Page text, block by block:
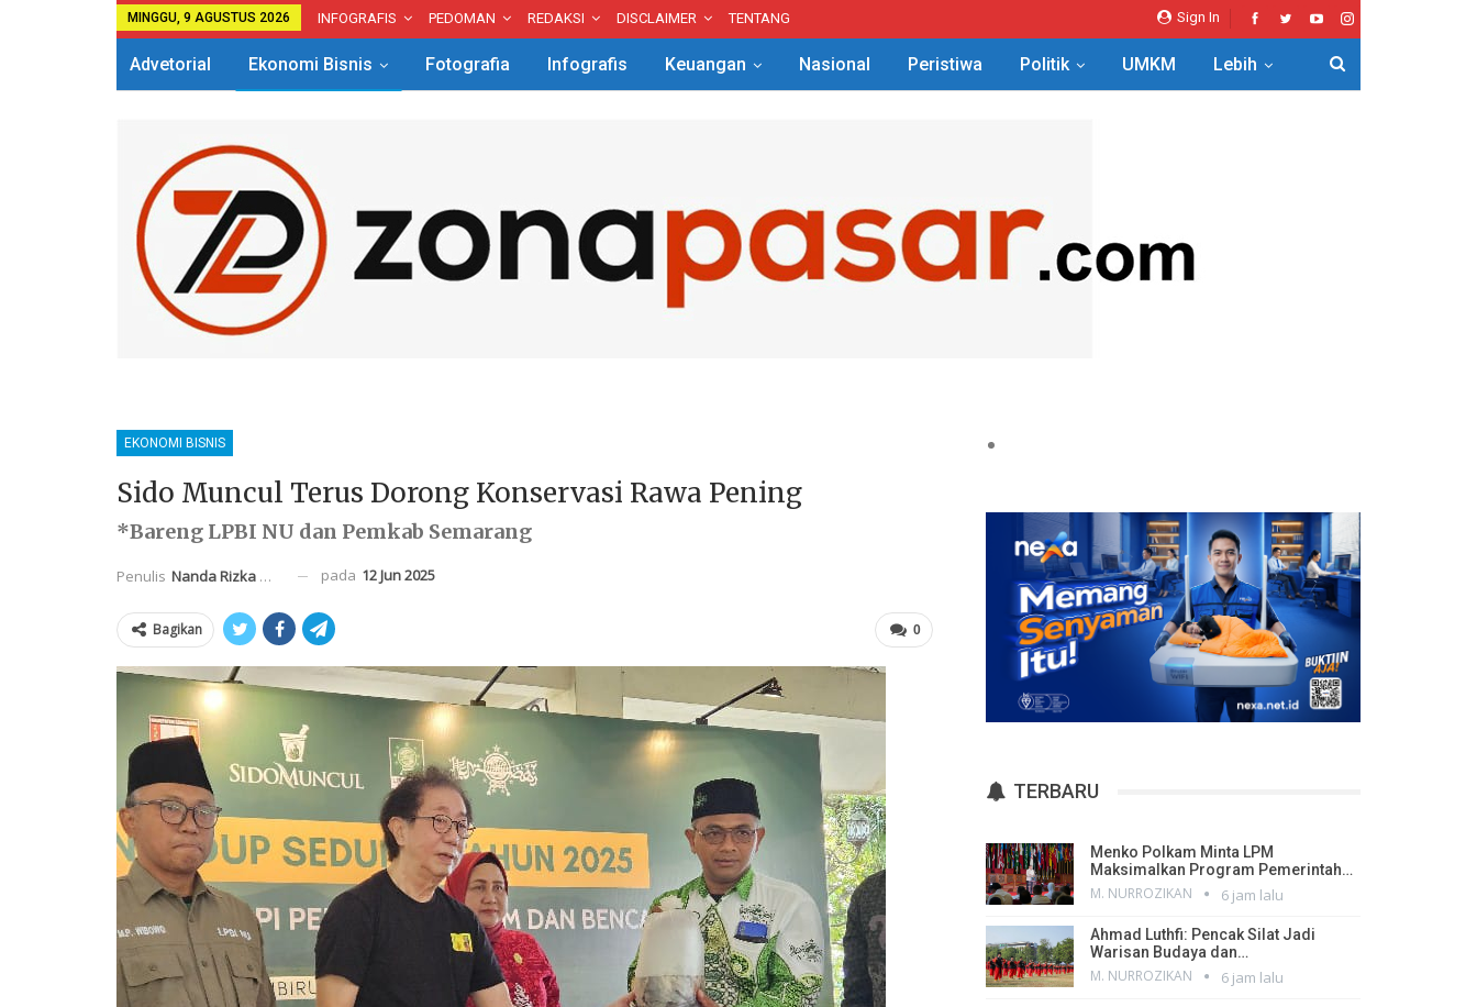
Sign In
MINGGU, 9 AGUSTUS 2026 INFOGRAFIS PEDOMAN REDAKSI DISCLAIMER TENTANG
Advetorial Ekonomi Bisnis Fotografia Infografis Keuangan Nasional Peristiwa Politik UMKM Lebih
EKONOMI BISNIS
Sido Muncul Terus Dorong Konservasi Rawa Pening
*Bareng LPBI NU dan Pemkab Semarang
Penulis Nanda Rizka Mahendra pada 12 Jun 2025
0
Bagikan
TERBARU
Menko Polkam Minta LPM
Maksimalkan Program Pemerintah…
M. NURROZIKAN 6 jam lalu
Ahmad Luthfi: Pencak Silat Jadi
Warisan Budaya dan…
M. NURROZIKAN 6 jam lalu